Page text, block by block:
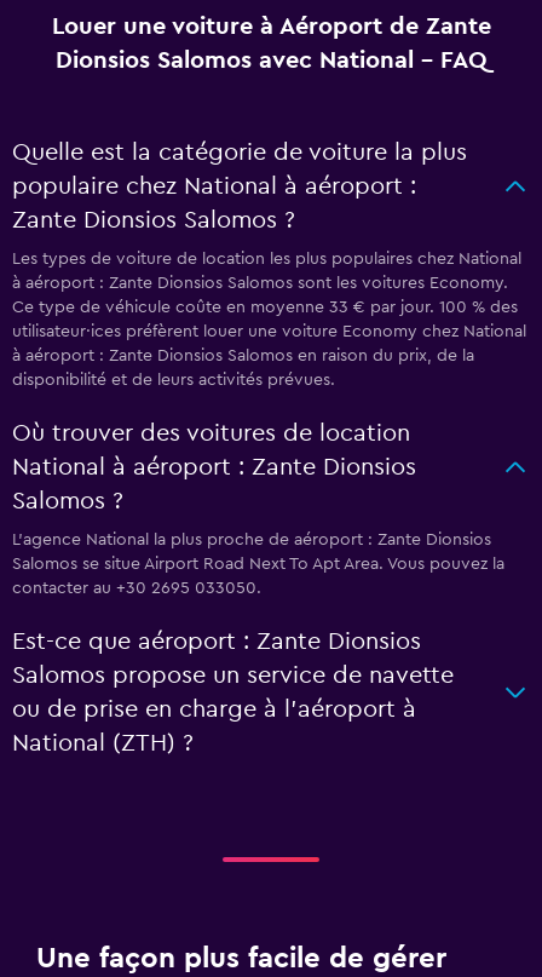
Louer une voiture à Aéroport de Zante
Dionsios Salomos avec National - FAQ
Quelle est la catégorie de voiture la plus
populaire chez National à aéroport :
Zante Dionsios Salomos ?
Les types de voiture de location les plus populaires chez National
à aéroport : Zante Dionsios Salomos sont les voitures Economy.
Ce type de véhicule coûte en moyenne 33 € par jour. 100 % des
utilisateur·ices préfèrent louer une voiture Economy chez National
à aéroport : Zante Dionsios Salomos en raison du prix, de la
disponibilité et de leurs activités prévues.
Où trouver des voitures de location
National à aéroport : Zante Dionsios
Salomos ?
L’agence National la plus proche de aéroport : Zante Dionsios
Salomos se situe Airport Road Next To Apt Area. Vous pouvez la
contacter au +30 2695 033050.
Est-ce que aéroport : Zante Dionsios
Salomos propose un service de navette
ou de prise en charge à l’aéroport à
National (ZTH) ?
Une façon plus facile de gérer